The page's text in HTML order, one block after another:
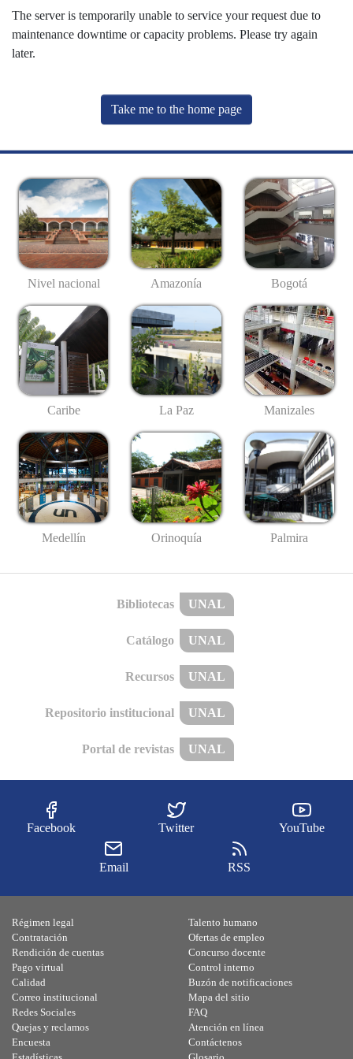
The server is temporarily unable to service your request due to
maintenance downtime or capacity problems. Please try again
later.
Take me to the home page
Nivel nacional Amazonía Bogotá
Caribe La Paz Manizales
Medellín Orinoquía Palmira
Bibliotecas UNAL
Catálogo UNAL
Recursos UNAL
Repositorio institucional UNAL
Portal de revistas UNAL
Facebook Twitter YouTube
Email RSS
Régimen legal
Contratación
Rendición de cuentas
Pago virtual
Calidad
Talento humano
Ofertas de empleo
Concurso docente
Control interno
Buzón de notificaciones
Correo institucional
Redes Sociales
Quejas y reclamos
Encuesta
Mapa del sitio
FAQ
Atención en línea
Contáctenos